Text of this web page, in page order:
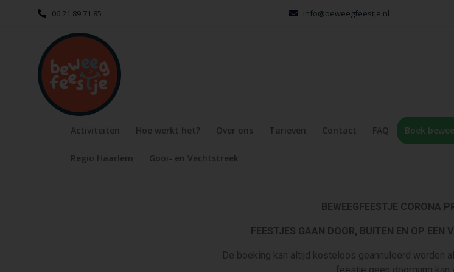
06 21 89 71 85 info@beweegfeestje.nl
Activiteiten Hoe werkt het? Over ons Tarieven Contact FAQ Boek
Regio Haarlem Gooi- en Vechtstreek
BEWEEGFEESTJE CORONA
FEESTJES GAAN DOOR, BUITEN EN OP EEN
De boeking kan altijd kosteloos geannuleerd worden
feestje geen doorgang kan